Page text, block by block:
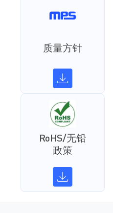
质量方针
RoHS/无铅
政策